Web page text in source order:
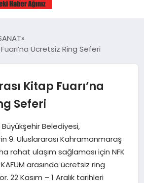
Ücretsiz Ring Seferi
Kitap Fuarı’na
Seferi
Belediyesi,
9. Uluslararası Kahramanmaraş
rahat ulaşım sağlaması için NFK
arasında ücretsiz ring
22 Kasım – 1 Aralık tarihleri